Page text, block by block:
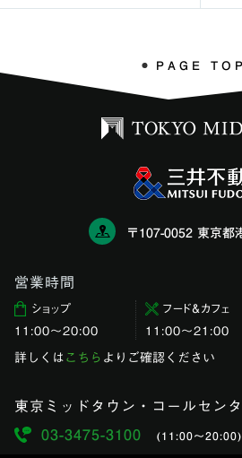
PAGE TOP
〒107-0052 東京都
営業時間
ショップ
11:00〜20:00
フード＆カフェ
11:00～21:00
詳しくは こちら よりご確認ください
東京ミッドタウン・コールセン
03-3475-3100
(11:00〜20:00)